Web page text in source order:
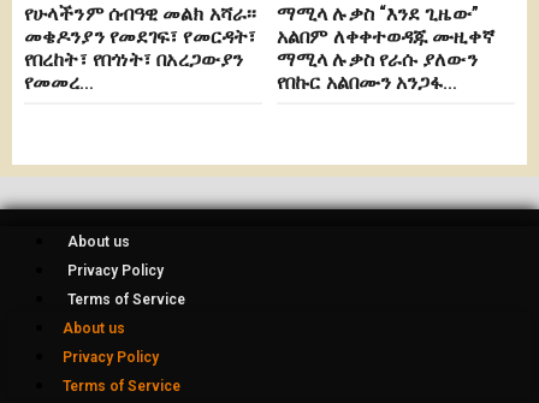
የሁላችንም ሰብዓዊ መልክ አሻራ፡፡
መቄዶንያን የመደገፍ፣ የመርዳት፣
የበረከት፣ የበጎነት፣ በአረጋውያን
የመመረ…
ማሚላ ሉቃስ “እንደ ጊዜው”
አልበም ለቀቀተወዳጁ ሙዚቀኛ
ማሚላ ሉቃስ የራሱ ያለውን
የበኩር አልበሙን አንጋፋ…
About us
Privacy Policy
Terms of Service
About us
Privacy Policy
Terms of Service